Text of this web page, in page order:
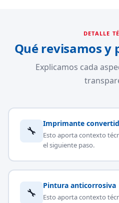
DETALLE
Qué revisamos y
Explicamos cada
🔧
Imprimante
Esto aporta contexto
el siguiente paso.
🔧
Pintura anticorrosiva
Esto aporta contexto